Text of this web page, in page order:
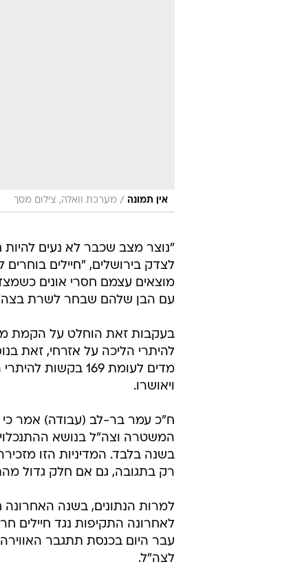
אין תמונה / מערכת וואלה, צילום מסך
"נוצר מצב שכבר לא נעים להיות
לצדק בירושלים, "חיילים
מוצאים עצמם חסרי אונים
עם הבן שלהם שבחר לשרת
להיתרי הליכה על אזרחי, זאת
ויאושרו.
ח"כ עמר בר-לב (עבודה) אמר כי
המשטרה וצה"ל בנושא
בשנה בלבד. המדיניות הזו
רק בתגובה, גם אם חלק גדול
למרות הנתונים, בשנה
לאחרונה התקיפות נגד חיילים
עבר היום בכנסת תתגבר
לצה"ל.